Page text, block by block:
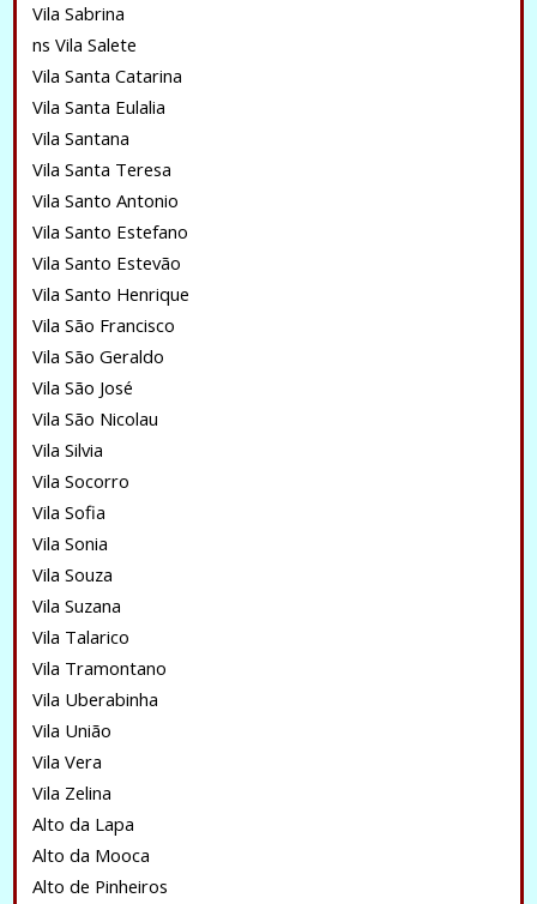
Vila Sabrina
ns Vila Salete
Vila Santa Catarina
Vila Santa Eulalia
Vila Santana
Vila Santa Teresa
Vila Santo Antonio
Vila Santo Estefano
Vila Santo Estevão
Vila Santo Henrique
Vila São Francisco
Vila São Geraldo
Vila São José
Vila São Nicolau
Vila Silvia
Vila Socorro
Vila Sofia
Vila Sonia
Vila Souza
Vila Suzana
Vila Talarico
Vila Tramontano
Vila Uberabinha
Vila União
Vila Vera
Vila Zelina
Alto da Lapa
Alto da Mooca
Alto de Pinheiros